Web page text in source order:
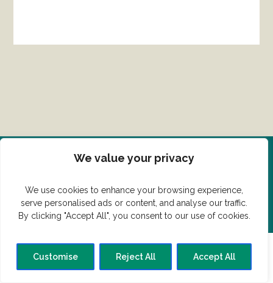
We value your privacy
We use cookies to enhance your browsing experience,
serve personalised ads or content, and analyse our traffic.
By clicking "Accept All", you consent to our use of cookies.
Customise Reject All Accept All
Del din ret her!
Har du en konge ret du vil dele?
© Vildmedmad.dk 2019. God og nem mad!